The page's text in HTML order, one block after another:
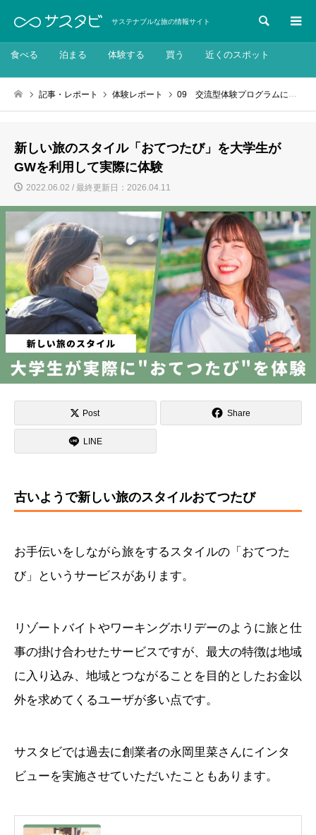
サステナブルな旅の情報サイト 検索
食べる 泊まる 体験する 買う 近くのスポット
記事・レポート 体験レポート 09 交流型体験プログラムに参加してみよう
新しい旅のスタイル「おてつたび」を大学生が
GWを利用して実際に体験
2022.06.02 / 最終更新日：2026.04.11
Post Share
LINE
古いようで新しい旅のスタイルおてつたび
お手伝いをしながら旅をするスタイルの「おてつた
び」というサービスがあります。
リゾートバイトやワーキングホリデーのように旅と仕
事の掛け合わせたサービスですが、最大の特徴は地域
に入り込み、地域とつながることを目的としたお金以
外を求めてくるユーザが多い点です。
サスタビでは過去に創業者の永岡里菜さんにインタ
ビューを実施させていただいたこともあります。